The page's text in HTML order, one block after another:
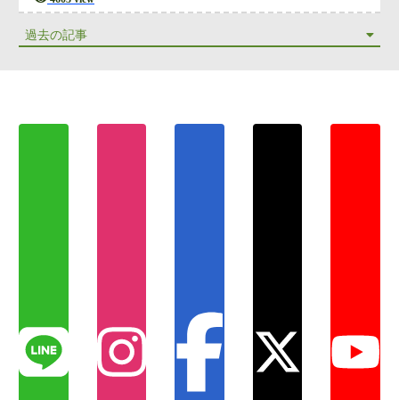
4603 view
過去の記事